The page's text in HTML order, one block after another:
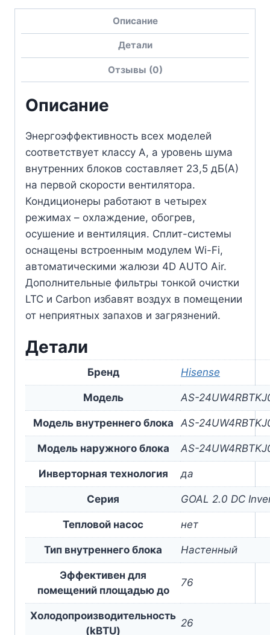
Описание
Детали
Отзывы (0)
Описание
Энергоэффективность всех моделей
соответствует классу А, а уровень шума
внутренних блоков составляет 23,5 дБ(А)
на первой скорости вентилятора.
Кондиционеры работают в четырех
режимах – охлаждение, обогрев,
осушение и вентиляция. Сплит-системы
оснащены встроенным модулем Wi-Fi,
автоматическими жалюзи 4D AUTO Air.
Дополнительные фильтры тонкой очистки
LTC и Carbon избавят воздух в помещении
от неприятных запахов и загрязнений.
Детали
Бренд Hisense
Модель AS-
Модель внутреннего блока AS-
Модель наружного блока AS-
Инверторная технология да
Серия GOAL 2.0 DC
Тепловой насос нет
Тип внутреннего блока Настенный
Эффективен для
помещений площадью до
76
Холодопроизводительность
(kBTU)
26